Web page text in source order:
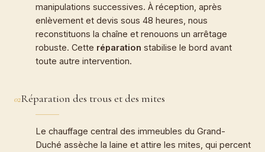
manipulations successives. À réception, après
enlèvement et devis sous 48 heures, nous
reconstituons la chaîne et renouons un arrêtage
robuste. Cette réparation stabilise le bord avant
toute autre intervention.
02Réparation des trous et des mites
Le chauffage central des immeubles du Grand-
Duché assèche la laine et attire les mites, qui percent